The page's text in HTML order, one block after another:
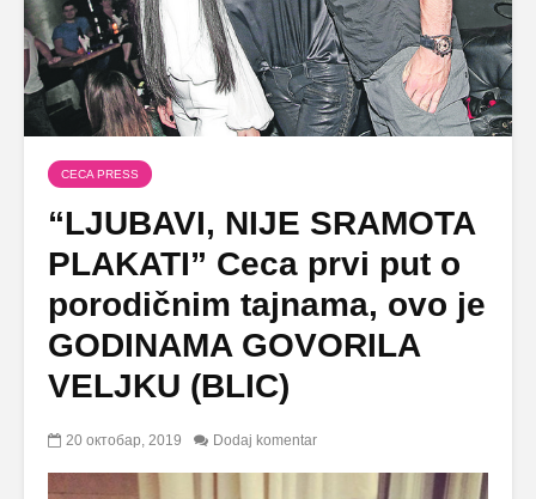
CECA PRESS
“LJUBAVI, NIJE SRAMOTA
PLAKATI” Ceca prvi put o
porodičnim tajnama, ovo je
GODINAMA GOVORILA
VELJKU (BLIC)
20 октобар, 2019 Dodaj komentar